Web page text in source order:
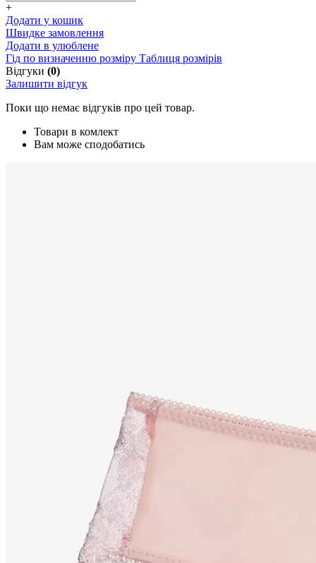
+
Додати у кошик
Швидке замовлення
Додати в улюблене
Гід по визначенню розміру Таблиця розмірів
Відгуки (0)
Залишити відгук
Поки що немає відгуків про цей товар.
Товари в комлект
Вам може сподобатись